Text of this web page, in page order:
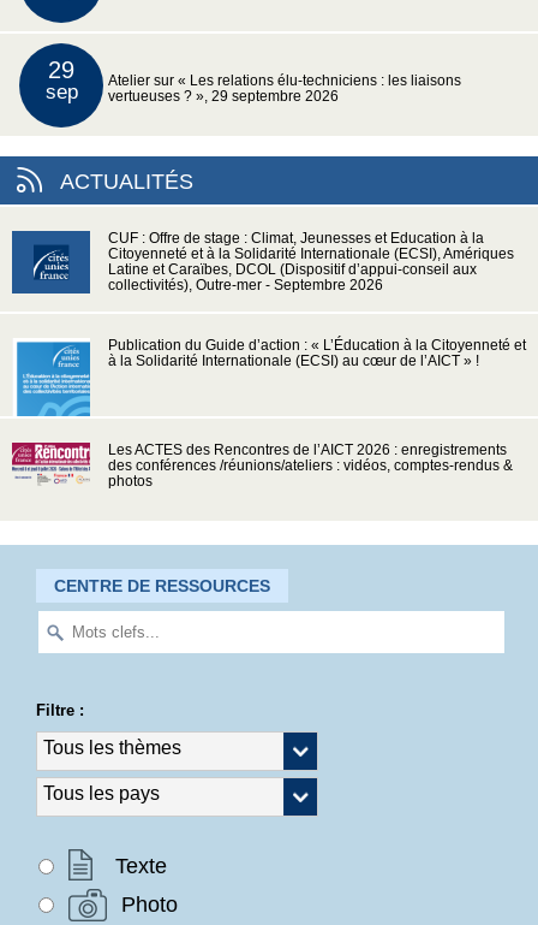
29
sep
Atelier sur « Les relations élu-techniciens : les liaisons
vertueuses ? », 29 septembre 2026
ACTUALITÉS
CUF : Offre de stage : Climat, Jeunesses et Education à la
Citoyenneté et à la Solidarité Internationale (ECSI), Amériques
Latine et Caraïbes, DCOL (Dispositif d’appui-conseil aux
collectivités), Outre-mer - Septembre 2026
Publication du Guide d’action : « L’Éducation à la Citoyenneté et
à la Solidarité Internationale (ECSI) au cœur de l’AICT » !
Les ACTES des Rencontres de l’AICT 2026 : enregistrements
des conférences /réunions/ateliers : vidéos, comptes-rendus &
photos
CENTRE DE RESSOURCES
Filtre :
Texte
Photo